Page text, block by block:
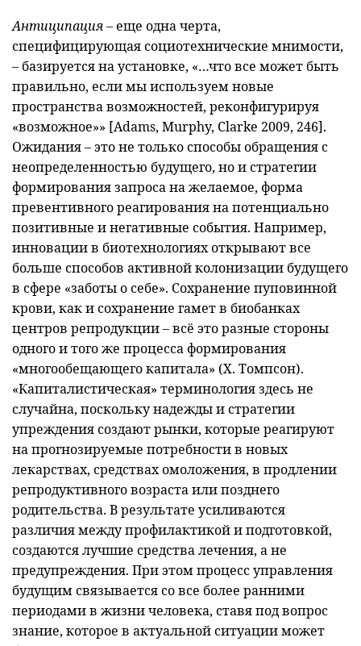
Антиципация– еще одна черта,
специфицирующая социотехнические мнимости,
– базируется на установке, «…что все может быть
правильно, если мы используем новые
пространства возможностей, реконфигурируя
«возможное»» [Adams, Murphy, Clarke 2009, 246].
Ожидания – это не только способы обращения с
неопределенностью будущего, но и стратегии
формирования запроса на желаемое, форма
превентивного реагирования на потенциально
позитивные и негативные события. Например,
инновации в биотехнологиях открывают все
больше способов активной колонизации будущего
в сфере «заботы о себе». Сохранение пуповинной
крови, как и сохранение гамет в биобанках
центров репродукции – всё это разные стороны
одного и того же процесса формирования
«многообещающего капитала» (Х. Томпсон).
«Капиталистическая» терминология здесь не
случайна, поскольку надежды и стратегии
упреждения создают рынки, которые реагируют
на прогнозируемые потребности в новых
лекарствах, средствах омоложения, в продлении
репродуктивного возраста или позднего
родительства. В результате усиливаются
различия между профилактикой и подготовкой,
создаются лучшие средства лечения, а не
предупреждения. При этом процесс управления
будущим связывается со все более ранними
периодами в жизни человека, ставя под вопрос
знание, которое в актуальной ситуации может